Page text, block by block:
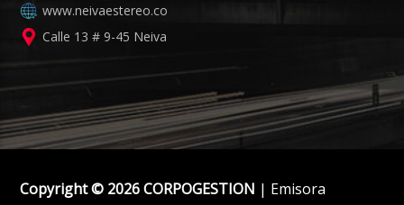
www.neivaestereo.co
Calle 13 # 9-45 Neiva
Copyright © 2026 CORPOGESTION | Emisora